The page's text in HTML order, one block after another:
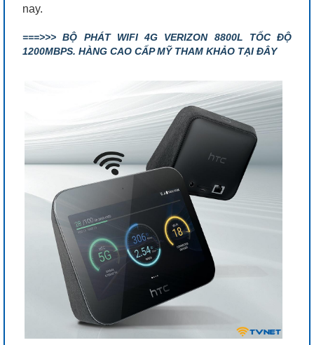
nay.
===>>> BỘ PHÁT WIFI 4G VERIZON 8800L TỐC ĐỘ
1200MBPS. HÀNG CAO CẤP MỸ THAM KHẢO TẠI ĐÂY